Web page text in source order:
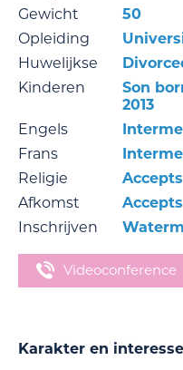
Gewicht
50
Opleiding
Huwelijkse
Kinderen
Son
2013
Engels
Frans
Religie
Afkomst
Inschrijven
Videoconference
Karakter en